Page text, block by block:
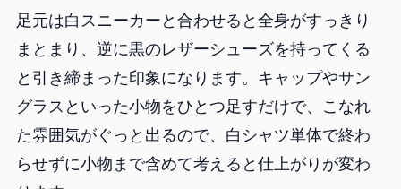
足元は白スニーカーと合わせると全身がすっきり
まとまり、逆に黒のレザーシューズを持ってくる
と引き締まった印象になります。キャップやサン
グラスといった小物をひとつ足すだけで、こなれ
た雰囲気がぐっと出るので、白シャツ単体で終わ
らせずに小物まで含めて考えると仕上がりが変わ